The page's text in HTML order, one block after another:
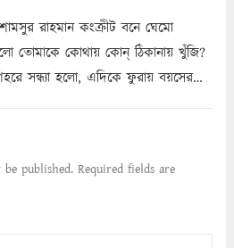
শামসুর রাহমান কংক্রীট বনে ঘেমো
তোমাকে কোথায় কোন্‌ ঠিকানায় খুঁজি?
সন্ধ্যা হলো, এদিকে ফুরায় বয়সের
সখ্য গড়ে, তোমার গহন ঊর্মিল যৌবন
published. Required fields are